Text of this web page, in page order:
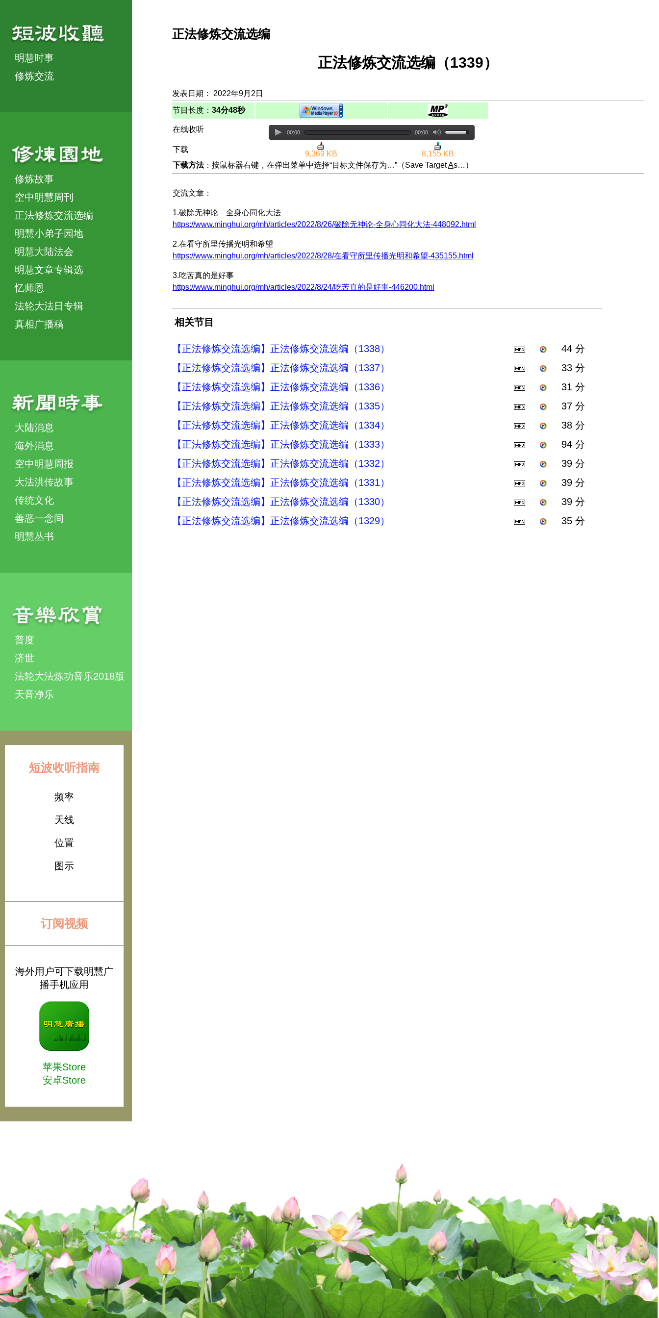
明慧时事
修炼交流
修炼故事
空中明慧周刊
正法修炼交流选编
明慧小弟子园地
明慧大陆法会
明慧文章专辑选
忆师恩
法轮大法日专辑
真相广播稿
大陆消息
海外消息
空中明慧周报
大法洪传故事
传统文化
善恶一念间
明慧丛书
普度
济世
法轮大法炼功音乐2018版
天音净乐
短波收听指南
频率
天线
位置
图示
订阅视频
海外用户可下载明慧广
播手机应用
苹果Store
安卓Store
正法修炼交流选编
正法修炼交流选编（1339）
发表日期： 2022年9月2日
节目长度： 34分48秒
在线收听 00:00 00:00
下载
9,369 KB
8,155 KB
下载方法：按鼠标器右键，在弹出菜单中选择“目标文件保存为…”（Save TargetAs…）
交流文章：
1.破除无神论 全身心同化大法
https://www.minghui.org/mh/articles/2022/8/26/破除无神论-全身心同化大法-448092.html
2.在看守所里传播光明和希望
https://www.minghui.org/mh/articles/2022/8/28/在看守所里传播光明和希望-435155.html
3.吃苦真的是好事
https://www.minghui.org/mh/articles/2022/8/24/吃苦真的是好事-446200.html
相关节目
【正法修炼交流选编】正法修炼交流选编（1338）
44 分
【正法修炼交流选编】正法修炼交流选编（1337）
33 分
【正法修炼交流选编】正法修炼交流选编（1336）
31 分
【正法修炼交流选编】正法修炼交流选编（1335）
37 分
【正法修炼交流选编】正法修炼交流选编（1334）
38 分
【正法修炼交流选编】正法修炼交流选编（1333）
94 分
【正法修炼交流选编】正法修炼交流选编（1332）
39 分
【正法修炼交流选编】正法修炼交流选编（1331）
39 分
【正法修炼交流选编】正法修炼交流选编（1330）
39 分
【正法修炼交流选编】正法修炼交流选编（1329）
35 分